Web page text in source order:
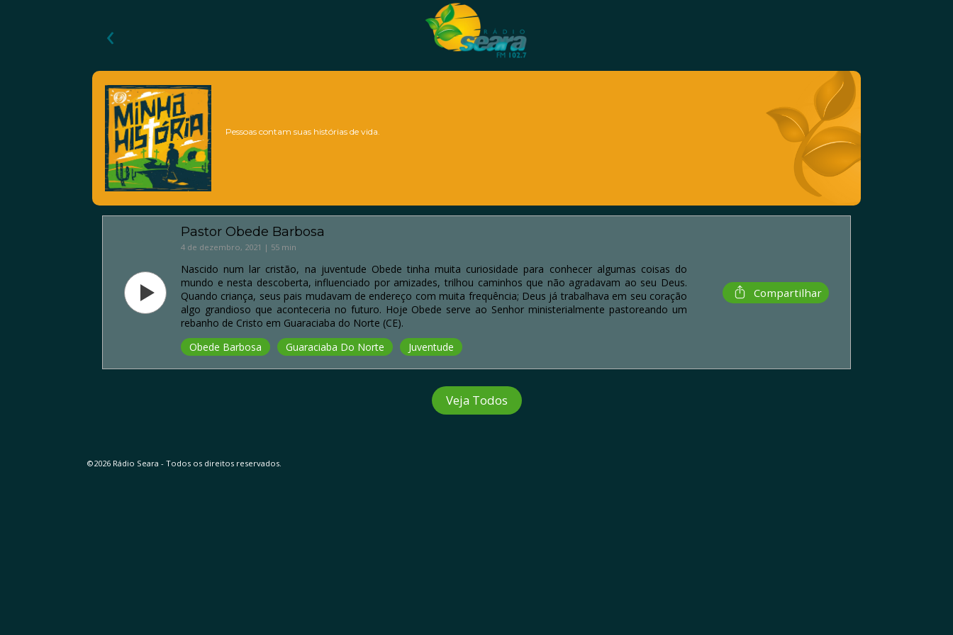
‹
Pessoas contam suas histórias de vida.
Pastor Obede Barbosa
4 de dezembro, 2021 | 55 min
Nascido num lar cristão, na juventude Obede tinha muita curiosidade para conhecer algumas coisas do
mundo e nesta descoberta, influenciado por amizades, trilhou caminhos que não agradavam ao seu Deus.
Quando criança, seus pais mudavam de endereço com muita frequência; Deus já trabalhava em seu coração
algo grandioso que aconteceria no futuro. Hoje Obede serve ao Senhor ministerialmente pastoreando um
rebanho de Cristo em Guaraciaba do Norte (CE).
Obede Barbosa
Guaraciaba Do Norte Juventude
Compartilhar
Veja Todos
©2026 Rádio Seara - Todos os direitos reservados.